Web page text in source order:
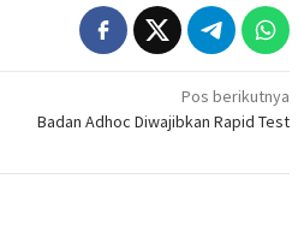
Pos berikutnya
Badan Adhoc Diwajibkan Rapid Test